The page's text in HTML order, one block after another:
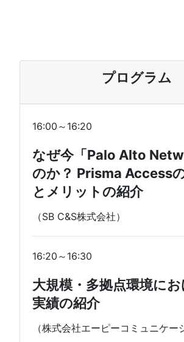
プログラム
16:00～16:20
なぜ今「Palo Alto
のか？ Prisma Access
とメリットの紹介
（SB C&S株式会社）
16:20～16:30
大規模・多拠点環境に
実績の紹介
（株式会社エーピーコミュニケー